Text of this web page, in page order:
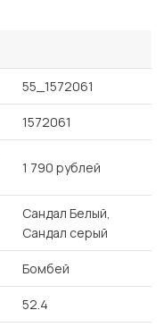
55_1572061
1572061
1 790 рублей
Сандал Белый,
Сандал серый
Бомбей
52.4